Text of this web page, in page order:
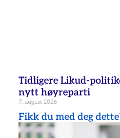
Tidligere Likud-
nytt høyreparti
7. august 2026
Fikk du med deg